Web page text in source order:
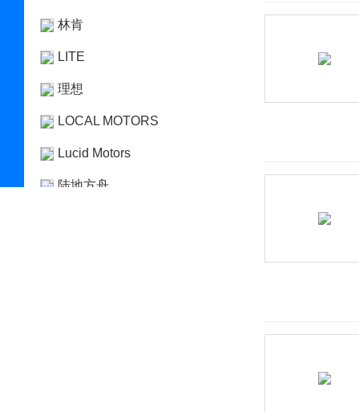
林肯
LITE
理想
LOCAL MOTORS
Lucid Motors
陆地方舟